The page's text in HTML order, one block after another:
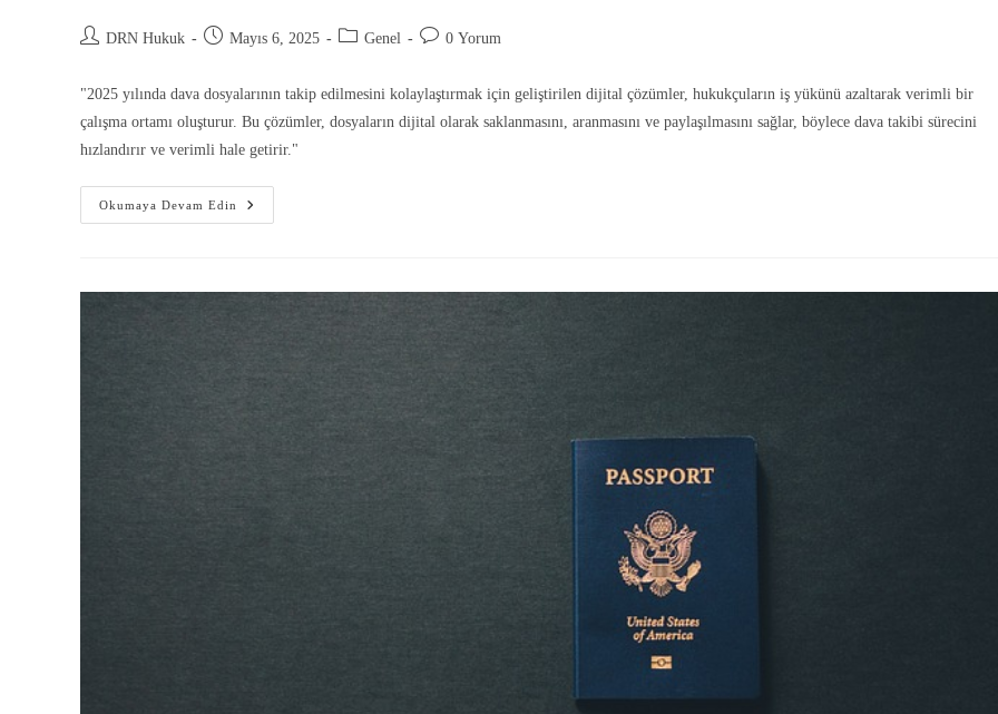
DRN Hukuk Mayıs 6, 2025 Genel 0 Yorum
"2025 yılında dava dosyalarının takip edilmesini kolaylaştırmak için geliştirilen dijital çözümler, hukukçuların iş yükünü azaltarak verimli bir
çalışma ortamı oluşturur. Bu çözümler, dosyaların dijital olarak saklanmasını, aranmasını ve paylaşılmasını sağlar, böylece dava takibi sürecini
hızlandırır ve verimli hale getirir."
Okumaya Devam Edin